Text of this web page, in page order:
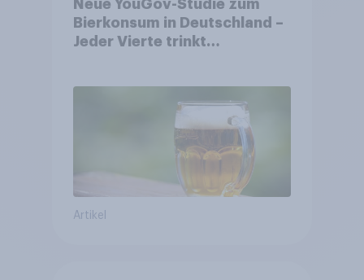
Neue YouGov-Studie zum
Bierkonsum in Deutschland –
Jeder Vierte trinkt
wächst um über 23 Prozent
Artikel